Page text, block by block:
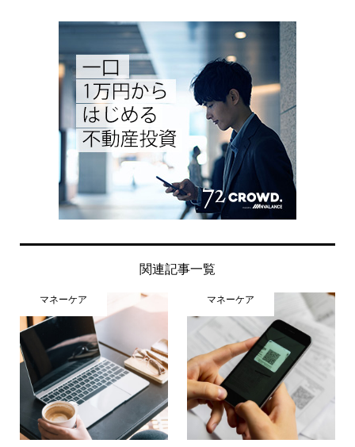
関連記事一覧
マネーケア マネーケア